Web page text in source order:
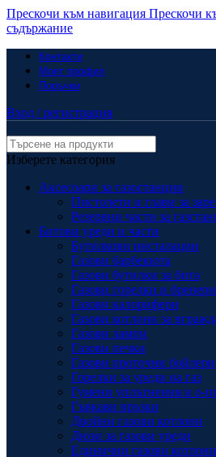
Прескочи към навигация Прескочи
съдържание
Контакти
Моят профил
Поръчки
Вход / регистрация
Изберете категория
Аксесоари за газостанции
Пистолети и глави за
Резервни части за
Битови уреди и части
Бутилкови инсталации
Газови барбекюта
Газови бутилки за бита
Газови горелки и бренери
Газови калорифери
Газови котлони за
Газови лампи
Газови печки
Газови проточни бойлери
Горелки за уреди на газ
Гумени уплътнения и о-
Гъвкави връзки
Двойни газови котлони
Дюзи за газови уреди
Единични газови котлони